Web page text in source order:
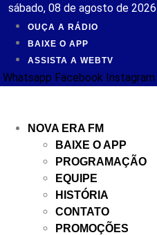
para
conteúdo
sábado, 08 de agosto de 2026
OUÇA A RÁDIO
BAIXE O APP
ASSISTA A WEBTV
Whatsapp Facebook Instagram
NOVA ERA FM
BAIXE O APP
PROGRAMAÇÃO
EQUIPE
HISTÓRIA
CONTATO
PROMOÇÕES